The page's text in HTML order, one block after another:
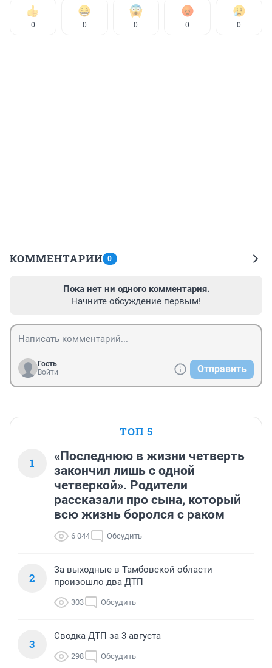
0 0 0 0 0
КОММЕНТАРИИ 0
Пока нет ни одного комментария.
Начните обсуждение первым!
Гость
Войти
Отправить
ТОП 5
1
«Последнюю в жизни четверть
закончил лишь с одной
четверкой». Родители
рассказали про сына, который
всю жизнь боролся с раком
6 044 Обсудить
2
За выходные в Тамбовской области
произошло два ДТП
303 Обсудить
3
Сводка ДТП за 3 августа
298 Обсудить